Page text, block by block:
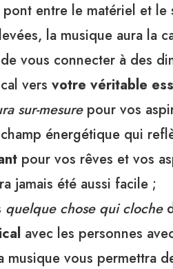
entre le matériel et le
la musique aura la
vous connecter à des
vers votre véritable
sur-mesurepour vos
énergétique qui
pour vos rêves et vos
jamais été aussi facile ;
quelque chose qui cloche
avec les personnes
musique vous permettra